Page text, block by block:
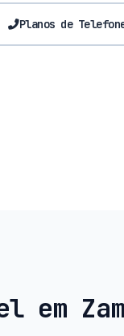
Planos de
em